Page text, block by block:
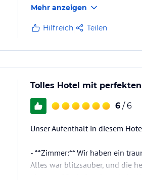
Mehr anzeigen
Hilfreich Teilen
Tolles Hotel mit perfekten
6 / 6
Unser Aufenthalt in diesem
- **Zimmer:** Wir haben ein
Alles war blitzsauber, und die